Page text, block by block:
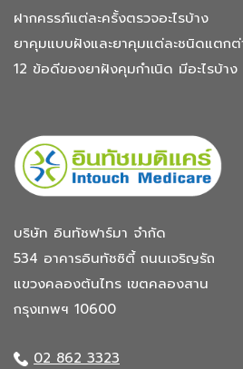
ฝากครรภ์แต่ละครั้งตรวจอะไรบ้าง
ยาคุมแบบฝังและยาคุมแต่ละชนิดแตกต่
12 ข้อดีของยาฝังคุมกำเนิด มีอะไรบ้าง
บริษัท อินทัชฟาร์มา จำกัด
534 อาคารอินทัชซิตี้ ถนนเจริญรัถ
แขวงคลองต้นไทร เขตคลองสาน
กรุงเทพฯ 10600
02 862 3323